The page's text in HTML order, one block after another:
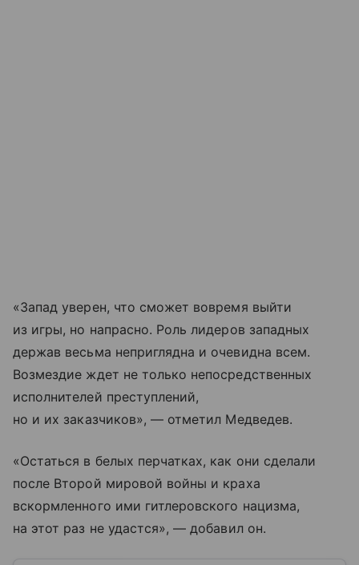
«Запад уверен, что сможет вовремя выйти
из игры, но напрасно. Роль лидеров западных
держав весьма неприглядна и очевидна всем.
Возмездие ждет не только непосредственных
исполнителей преступлений,
но и их заказчиков», — отметил Медведев.
«Остаться в белых перчатках, как они сделали
после Второй мировой войны и краха
вскормленного ими гитлеровского нацизма,
на этот раз не удастся», — добавил он.